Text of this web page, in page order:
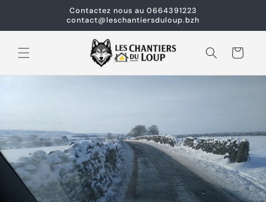
contenu
Contactez nous au 0664391223
contact@leschantiersduloup.bzh
Panier